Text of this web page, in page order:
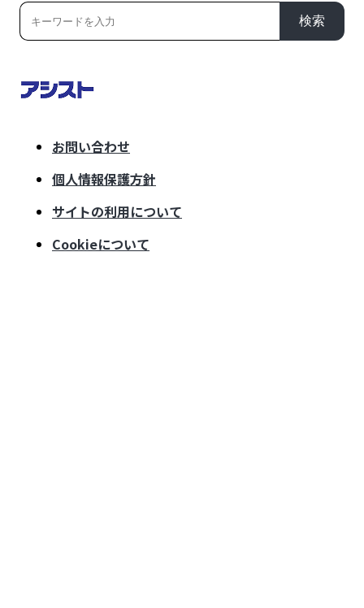
検索
お問い合わせ
個人情報保護方針
サイトの利用について
Cookieについて